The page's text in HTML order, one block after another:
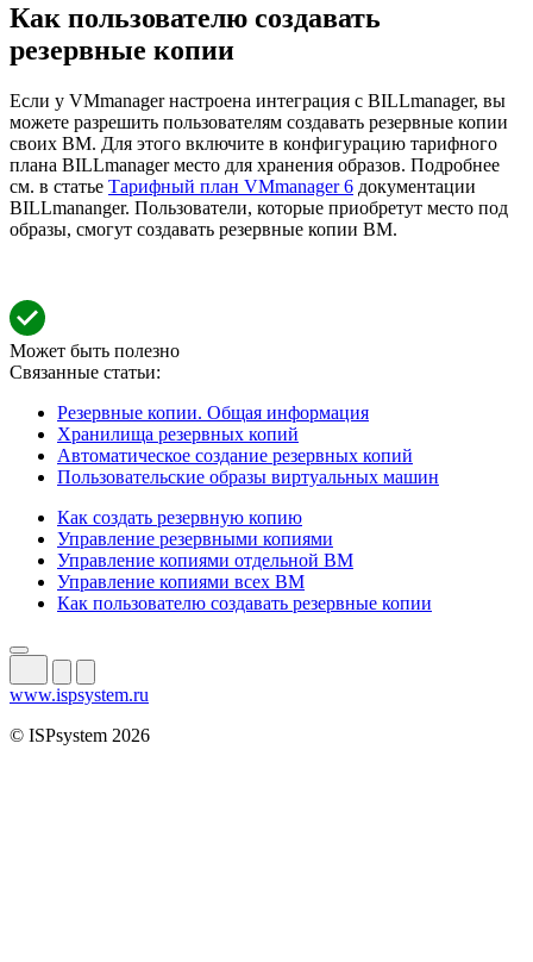
Как пользователю создавать
резервные копии
Если у VMmanager настроена интеграция с BILLmanager, вы
можете разрешить пользователям создавать резервные копии
своих ВМ. Для этого включите в конфигурацию тарифного
плана BILLmanager место для хранения образов. Подробнее
см. в статье Тарифный план VMmanager 6 документации
BILLmananger. Пользователи, которые приобретут место под
образы, смогут создавать резервные копии ВМ.
Может быть полезно
Связанные статьи:
Резервные копии. Общая информация
Хранилища резервных копий
Автоматическое создание резервных копий
Пользовательские образы виртуальных машин
Как создать резервную копию
Управление резервными копиями
Управление копиями отдельной ВМ
Управление копиями всех ВМ
Как пользователю создавать резервные копии
www.ispsystem.ru
© ISPsystem 2026